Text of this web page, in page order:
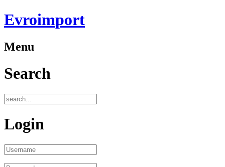
Evroimport
Menu
Search
Login